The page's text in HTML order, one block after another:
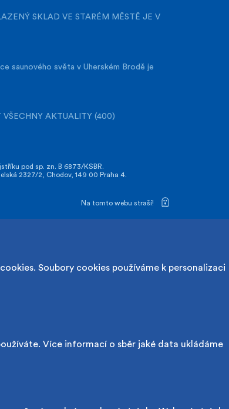
SKLAD VE STARÉM MĚSTĚ JE V
saunového světa v Uherském Brodě je
VŠECHNY AKTUALITY (400)
pod sp. zn. B 6873/KSBR.
2327/2, Chodov, 149 00 Praha 4.
Na tomto webu straší!
Soubory cookies používáme k personalizaci
Více informací o sběr jaké data ukládáme